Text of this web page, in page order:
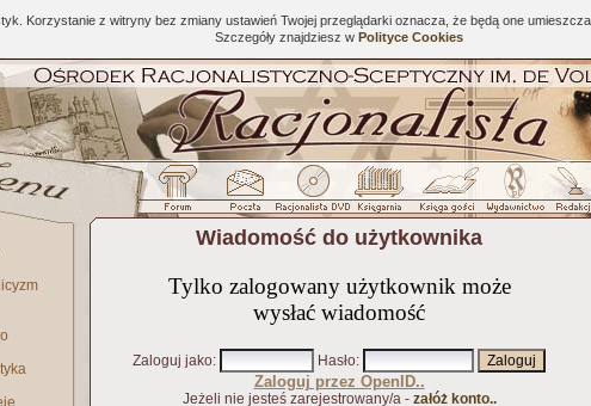
Korzystanie z witryny bez zmiany ustawień Twojej przeglądarki oznacza, że będą one
Szczegóły znajdziesz w Polityce Cookies
Wiadomość do użytkownika
Tylko zalogowany użytkownik może
wysłać wiadomość
Zaloguj jako: Hasło:
Zaloguj przez OpenID..
Jeżeli nie jesteś zarejestrowany/a - załóż konto..